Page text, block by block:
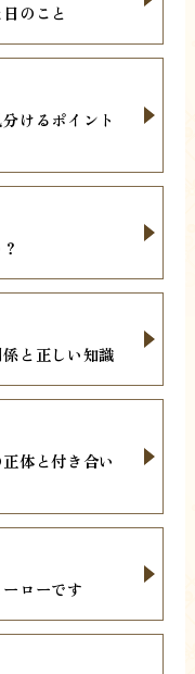
のこと
けるポイント
と正しい知識
体と付き合い
ローです